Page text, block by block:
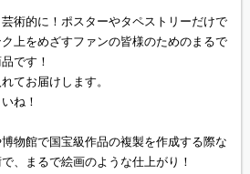
術的に！ポスターやタペストリーだけで
上をめざすファンの皆様のためのまるで
です！
てお届けします。
ね！
物館で国宝級作品の複製を作成する際な
、まるで絵画のような仕上がり！